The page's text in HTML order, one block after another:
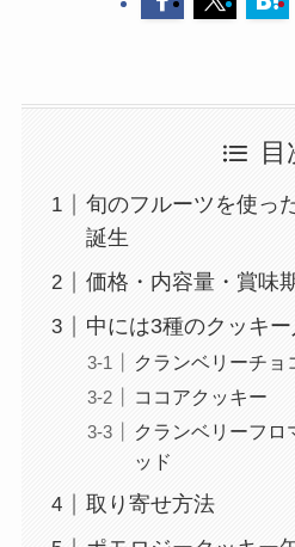
目
旬のフルーツを使っ
誕生
価格・内容量・賞味
中には3種のクッキー
クランベリーチョ
ココアクッキー
クランベリーフロ
ッド
取り寄せ方法